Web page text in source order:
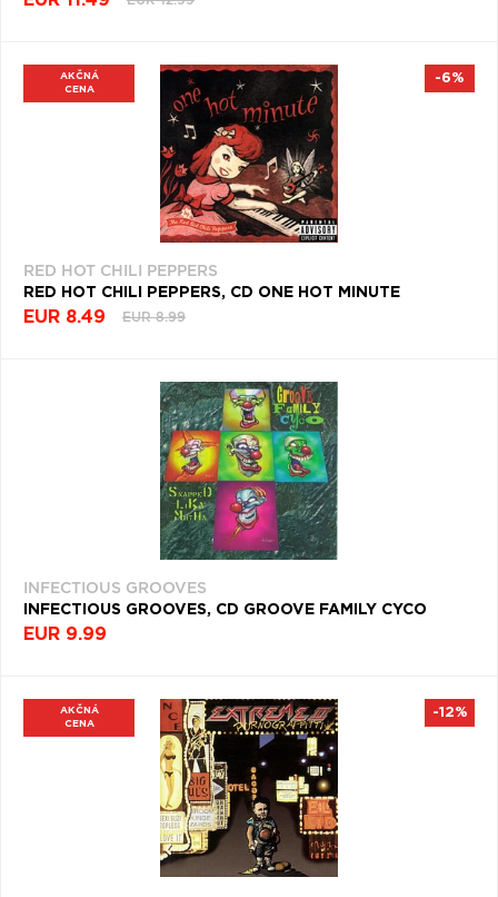
AKČNÁ
CENA
RED HOT CHILI PEPPERS
RED HOT CHILI PEPPERS, CD ONE HOT MINUTE
EUR 8.49 EUR 8.99
-6%
INFECTIOUS GROOVES
INFECTIOUS GROOVES, CD GROOVE FAMILY CYCO
EUR 9.99
AKČNÁ
CENA
-12%